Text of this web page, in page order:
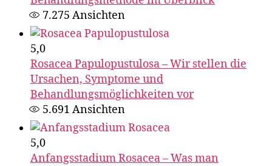
7.275 Ansichten
5,0
Rosacea Papulopustulosa – Wir stellen die
Ursachen, Symptome und
Behandlungsmöglichkeiten vor
5.691 Ansichten
5,0
Anfangsstadium Rosacea – Was man